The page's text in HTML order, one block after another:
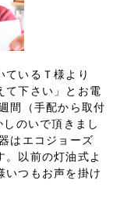
ているＴ様より
て下さい」とお電
間（手配から取付
のいで頂きまし
はエコジョーズ
以前の灯油式よ
いつもお声を掛け